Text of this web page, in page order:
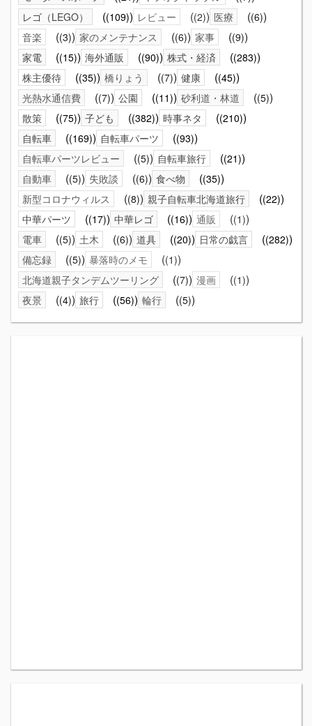
レゴ（LEGO）
(109) レビュー (2) 医療
(6)
音楽
(3) 家のメンテナンス (6) 家事
(9)
家電
(15) 海外通販 (90) 株式・経済
(283)
株主優待
(35) 橋りょう (7) 健康
(45)
光熱水通信費
(7) 公園 (11) 砂利道・林道
(5)
散策
(75) 子ども (382) 時事ネタ
(210)
自転車
(169) 自転車パーツ
(93)
自転車パーツレビュー
(5) 自転車旅行
(21)
自動車
(5) 失敗談 (6) 食べ物
(35)
新型コロナウィルス
(8) 親子自転車北海道旅行
(22)
中華パーツ
(17) 中華レゴ (16) 通販
(1)
電車
(5) 土木 (6) 道具 (20) 日常の戯言
(282)
備忘録
(5) 暴落時のメモ
(1)
北海道親子タンデムツーリング
(7) 漫画
(1)
夜景
(4) 旅行 (56) 輪行 (5)